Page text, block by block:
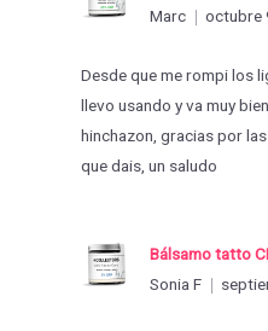
Marc
octubre
Desde que me rompi los
llevo usando y va muy
hinchazon, gracias por
que dais, un saludo
Bálsamo tatto
Sonia F